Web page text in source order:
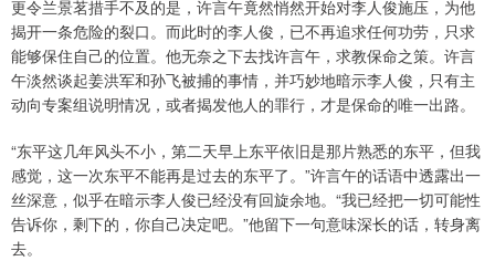
更令兰景茗措手不及的是，许言午竟然悄然开始对李人俊施压，为他
揭开一条危险的裂口。而此时的李人俊，已不再追求任何功劳，只求
能够保住自己的位置。他无奈之下去找许言午，求教保命之策。许言
午淡然谈起姜洪军和孙飞被捕的事情，并巧妙地暗示李人俊，只有主
动向专案组说明情况，或者揭发他人的罪行，才是保命的唯一出路。
“东平这几年风头不小，第二天早上东平依旧是那片熟悉的东平，但我
感觉，这一次东平不能再是过去的东平了。”许言午的话语中透露出一
丝深意，似乎在暗示李人俊已经没有回旋余地。“我已经把一切可能性
告诉你，剩下的，你自己决定吧。”他留下一句意味深长的话，转身离
去。